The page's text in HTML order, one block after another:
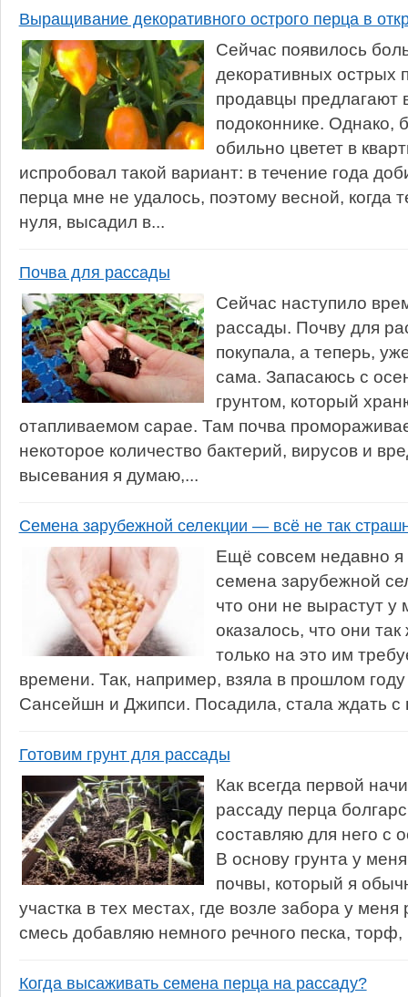
Выращивание декоративного острого перца в
Сейчас появилось
декоративных острых
продавцы предлагают
подоконнике. Однако,
обильно цветет в
испробовал такой вариант: в течение года
перца мне не удалось, поэтому весной,
нуля, высадил в...
Почва для рассады
Сейчас наступило
рассады. Почву для
покупала, а теперь,
сама. Запасаюсь с
грунтом, который
отапливаемом сарае. Там почва
некоторое количество бактерий, вирусов и
высевания я думаю,...
Семена зарубежной селекции — всё не так
Ещё совсем недавно я
семена зарубежной
что они не вырастут у
оказалось, что они
только на это им
времени. Так, например, взяла в прошлом
Сансейшн и Джипси. Посадила, стала ждать с
Готовим грунт для рассады
Как всегда первой
рассаду перца
составляю для него с
В основу грунта у
почвы, который я
участка в тех местах, где возле забора у меня
смесь добавляю немного речного песка,
Когда высаживать семена перца на рассаду?